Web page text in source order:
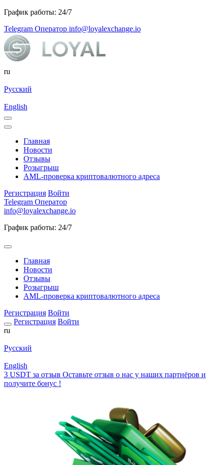
График работы: 24/7
Telegram Оператор info@loyalexchange.io
ru
Русский
English
Главная
Новости
Отзывы
Розыгрыш
AML-проверка криптовалютного адреса
Регистрация Войти
Telegram Оператор
info@loyalexchange.io
График работы: 24/7
Главная
Новости
Отзывы
Розыгрыш
AML-проверка криптовалютного адреса
Регистрация Войти
Регистрация Войти
ru
Русский
English
3 USDT за отзыв Оставьте отзыв о нас у наших партнёров и
получите бонус !